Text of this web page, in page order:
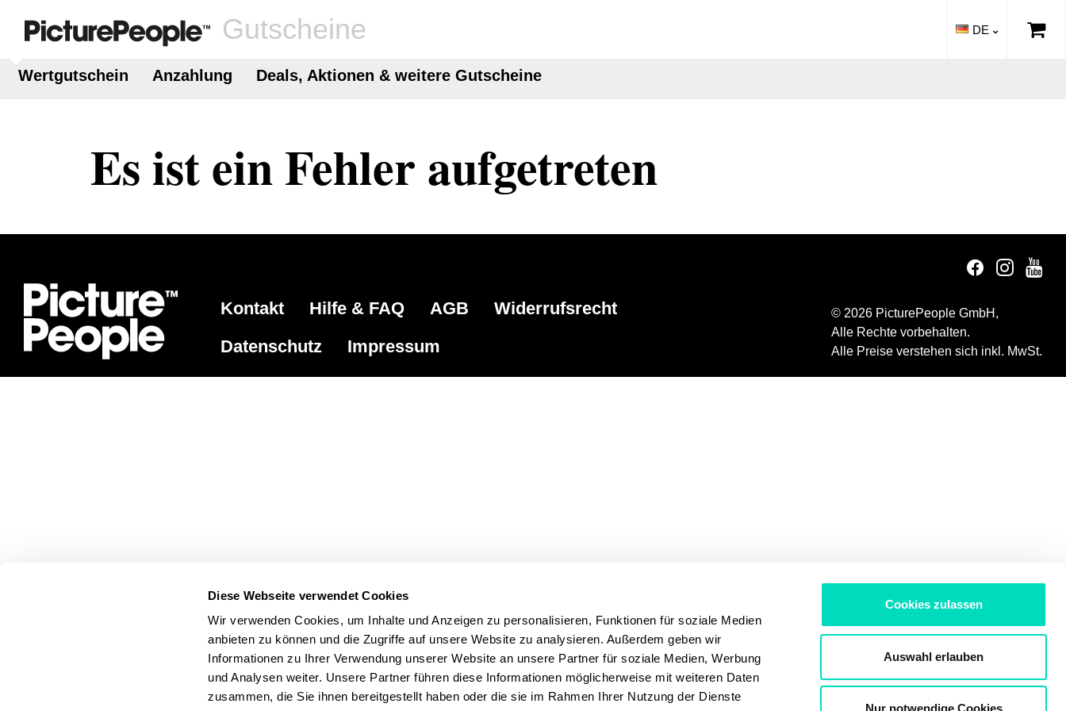
Diese Webseite verwendet Cookies
Wir verwenden Cookies, um Inhalte und Anzeigen zu personalisieren, Funktionen für soziale Medien
anbieten zu können und die Zugriffe auf unsere Website zu analysieren. Außerdem geben wir
Informationen zu Ihrer Verwendung unserer Website an unsere Partner für soziale Medien, Werbung
und Analysen weiter. Unsere Partner führen diese Informationen möglicherweise mit weiteren Daten
zusammen, die Sie ihnen bereitgestellt haben oder die sie im Rahmen Ihrer Nutzung der Dienste
Cookies zulassen
Auswahl erlauben
Nur notwendige Cookies
DE
Gutscheine
Wertgutschein Anzahlung Deals, Aktionen & weitere Gutscheine
Es ist ein Fehler aufgetreten
Kontakt Hilfe & FAQ AGB
Widerrufsrecht
Datenschutz
Impressum
© 2026 PicturePeople GmbH,
Alle Rechte vorbehalten.
Alle Preise verstehen sich inkl. MwSt.